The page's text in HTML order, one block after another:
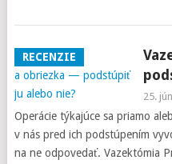
RECENZIE
25.
Operácie týkajúce sa priamo
v nás pred ich podstúpením
na ne odpovedať. Vazektómia